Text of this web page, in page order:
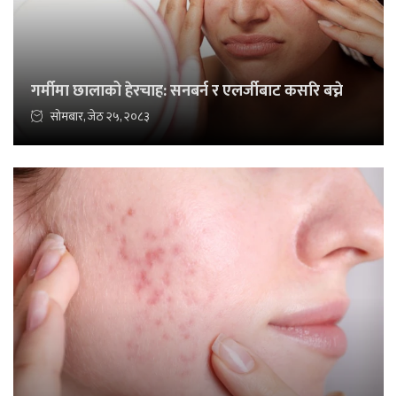
गर्मीमा छालाको हेरचाह: सनबर्न र एलर्जीबाट कसरि बच्ने
सोमबार, जेठ २५, २०८३